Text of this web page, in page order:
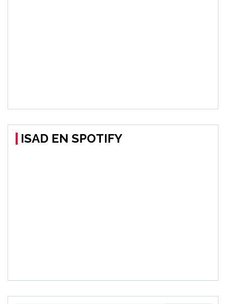
ISAD EN SPOTIFY